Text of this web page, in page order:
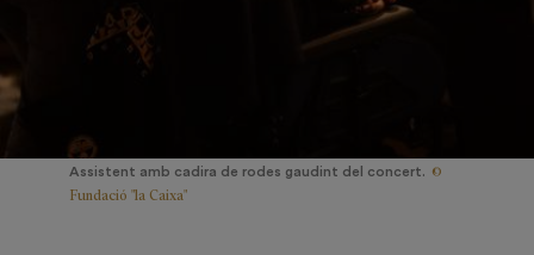
Assistent amb cadira de rodes gaudint del concert. ©
Fundació "la Caixa"